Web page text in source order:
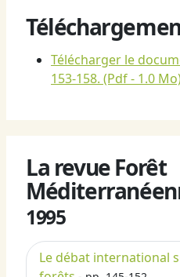
Télécharger le
153-158. (Pdf - 1.0
La revue Forêt
1995
Le débat international